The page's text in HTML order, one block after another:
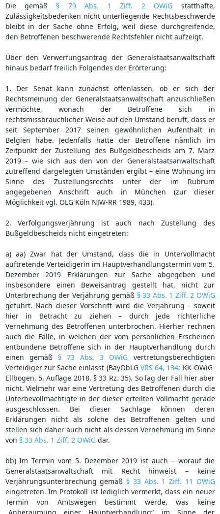
Die gemäß § 79 Abs. 1 Ziff. 2 OWiG statthafte,
Zulässigkeitsbedenken nicht unterliegende Rechtsbeschwerde
bleibt in der Sache ohne Erfolg, weil diese durchgreifende,
den Betroffenen beschwerende Rechtsfehler nicht aufzeigt.
Über den Verwerfungsantrag der Generalstaatsanwaltschaft
hinaus bedarf freilich Folgendes der Erörterung:
1. Der Senat kann zunächst offenlassen, ob er sich der
Rechtsmeinung der Generalstaatsanwaltschaft anzuschließen
vermöchte, wonach der Betroffene sich in
rechtsmissbräuchlicher Weise auf den Umstand beruft, dass er
seit September 2017 seinen gewöhnlichen Aufenthalt in
Belgien habe. Jedenfalls hatte der Betroffene nämlich im
Zeitpunkt der Zustellung des Bußgeldbescheids am 7. März
2019 – wie sich aus den von der Generalstaatsanwaltschaft
zutreffend dargelegten Umständen ergibt – eine Wohnung im
Sinne des Zustellungsrechts unter der im Rubrum
angegebenen Anschrift auch in München (zur dieser
Möglichkeit vgl. OLG Köln NJW-RR 1989, 433).
2. Verfolgungsverjährung ist auch nach Zustellung des
Bußgeldbescheids nicht eingetreten:
a) aa) Zwar hat der Umstand, dass die in Untervollmacht
auftretende Verteidigerin im Hauptverhandlungstermin vom 5.
Dezember 2019 Erklärungen zur Sache abgegeben und
insbesondere einen Beweisantrag gestellt hat, nicht zur
Unterbrechung der Verjährung gemäß § 33 Abs. 1 Ziff. 2 OWiG
geführt. Nach dieser Vorschrift wird die Verjährung - soweit
hier in Betracht zu ziehen – durch jede richterliche
Vernehmung des Betroffenen unterbrochen. Hierher rechnen
auch die Fälle, in welchen der vom persönlichen Erscheinen
entbundene Betroffene sich in der Hauptverhandlung durch
einen gemäß § 73 Abs. 3 OWiG vertretungsberechtigten
Verteidiger zur Sache einlässt (BayObLG VRS 64, 134; KK-OWiG-
Ellbogen, 5. Auflage 2018, § 33 Rz. 35). So lag der Fall hier aber
nicht. Vielmehr war eine Vertretung des Betroffenen durch die
Unterbevollmächtigte in der dieser erteilten Vollmacht gerade
ausgeschlossen. Bei dieser Sachlage können deren
Erklärungen nicht als solche des Betroffenen gelten und
stellen sich daher auch nicht als dessen Vernehmung im Sinne
von § 33 Abs. 1 Ziff. 2 OWiGdar.
bb) Im Termin vom 5. Dezember 2019 ist auch – worauf die
Generalstaatsanwaltschaft mit Recht hinweist – keine
Verjährungsunterbrechung gemäß § 33 Abs. 1 Ziff. 11 OWiG
eingetreten. Im Protokoll ist lediglich vermerkt, dass ein neuer
Termin von Amtswegen bestimmt werde, was keine
„Anberaumung einer Hauptverhandlung“ im Sinne der